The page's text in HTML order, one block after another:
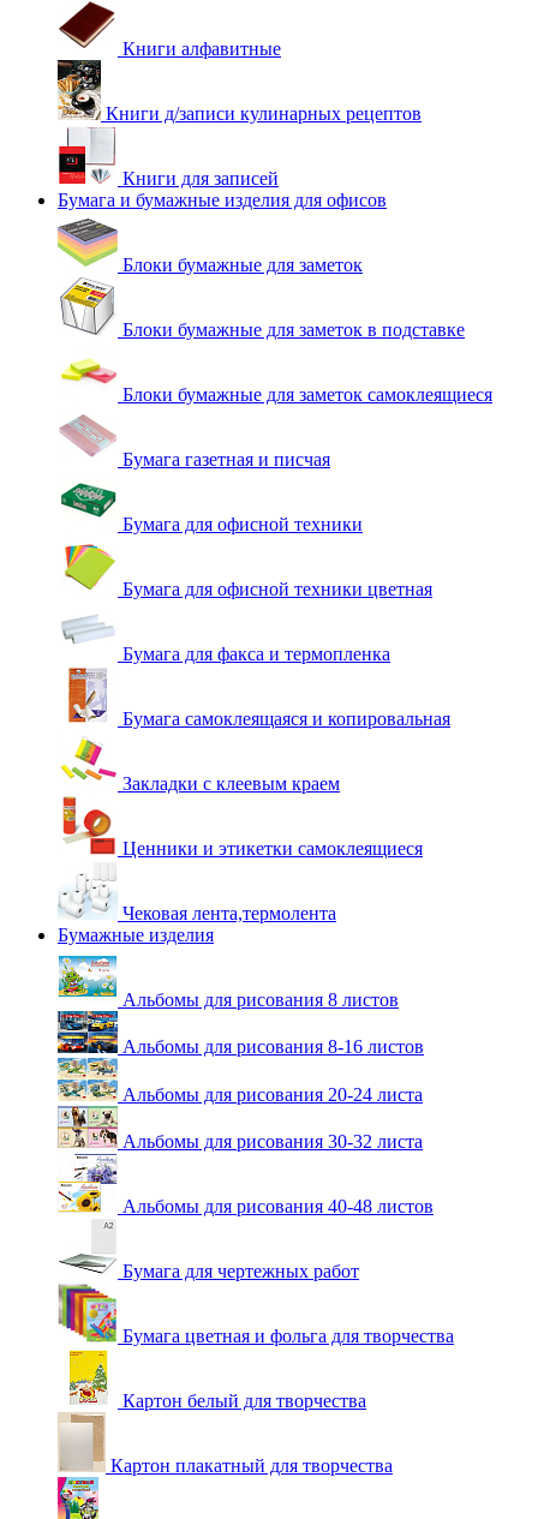
Книги алфавитные
Книги д/записи кулинарных рецептов
Книги для записей
Бумага и бумажные изделия для офисов
Блоки бумажные для заметок
Блоки бумажные для заметок в подставке
Блоки бумажные для заметок самоклеящиеся
Бумага газетная и писчая
Бумага для офисной техники
Бумага для офисной техники цветная
Бумага для факса и термопленка
Бумага самоклеящаяся и копировальная
Закладки с клеевым краем
Ценники и этикетки самоклеящиеся
Чековая лента,термолента
Бумажные изделия
Альбомы для рисования 8 листов
Альбомы для рисования 8-16 листов
Альбомы для рисования 20-24 листа
Альбомы для рисования 30-32 листа
Альбомы для рисования 40-48 листов
Бумага для чертежных работ
Бумага цветная и фольга для творчества
Картон белый для творчества
Картон плакатный для творчества